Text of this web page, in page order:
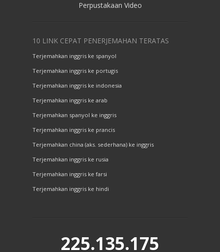
Perpustakaan Video
10 LINK CEPAT PENERJEMAHAN TERATAS
Terjemahkan inggris ke spanyol
Terjemahkan inggris ke portugis
Terjemahkan inggris ke indonesia
Terjemahkan inggris ke arab
Terjemahkan spanyol ke inggris
Terjemahkan inggris ke prancis
Terjemahkan china (aks. sederhana) ke inggris
Terjemahkan inggris ke rusia
Terjemahkan inggris ke farsi
Terjemahkan inggris ke hindi
225.135.175